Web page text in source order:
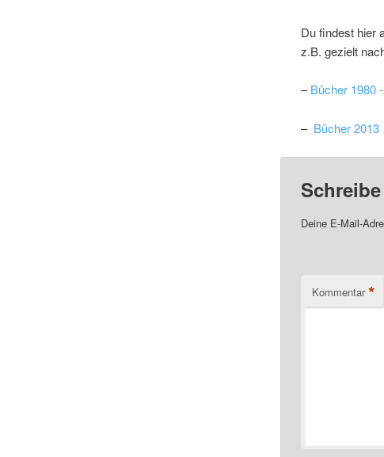
Du findest hier
z.B. gezielt
–Bücher 1980
– Bücher 2013
Deine E-Mail-
Kommentar *